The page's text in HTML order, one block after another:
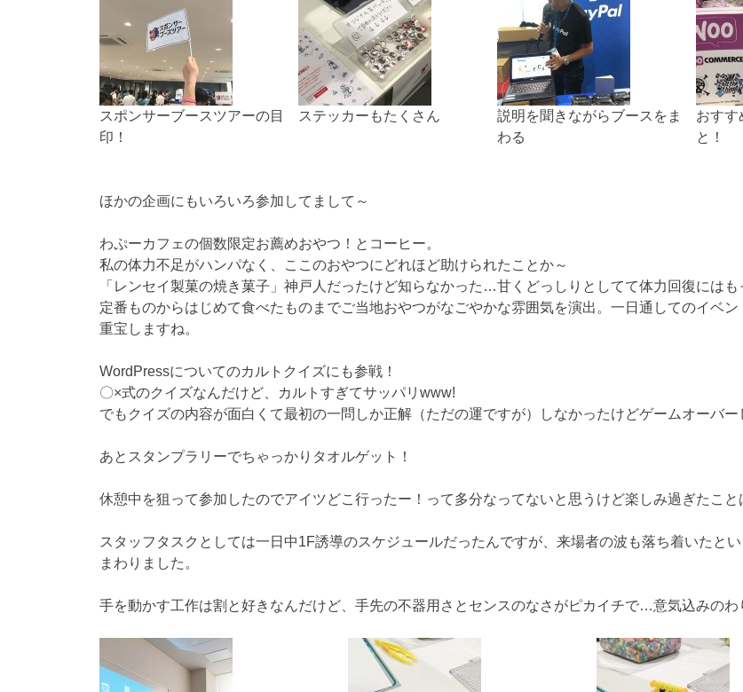
スポンサーブースツアーの目
印！
ステッカーもたくさん
説明を聞きながらブースをま
わる
おすす
と！
ほかの企画にもいろいろ参加してまして～
わぷーカフェの個数限定お薦めおやつ！とコーヒー。
私の体力不足がハンパなく、ここのおやつにどれほど助けられたことか～
「レンセイ製菓の焼き菓子」神戸人だったけど知らなかった…甘くどっしりとしてて体力回復にはも
定番ものからはじめて食べたものまでご当地おやつがなごやかな雰囲気を演出。一日通してのイベ
重宝しますね。
WordPressについてのカルトクイズにも参戦！
〇×式のクイズなんだけど、カルトすぎてサッパリwww!
でもクイズの内容が面白くて最初の一問しか正解（ただの運ですが）しなかったけどゲームオーバ
あとスタンプラリーでちゃっかりタオルゲット！
休憩中を狙って参加したのでアイツどこ行ったー！って多分なってないと思うけど楽しみ過ぎたこ
スタッフタスクとしては一日中1F誘導のスケジュールだったんですが、来場者の波も落ち着いたと
まわりました。
手を動かす工作は割と好きなんだけど、手先の不器用さとセンスのなさがピカイチで…意気込みのわ